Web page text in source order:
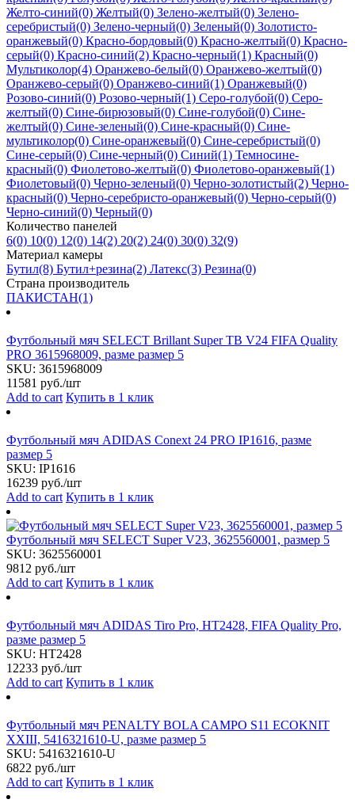
Желто-синий(0) Желтый(0) Зелено-желтый(0) Зелено-
серебристый(0) Зелено-черный(0) Зеленый(0) Золотисто-
оранжевый(0) Красно-бордовый(0) Красно-желтый(0) Красно-
серый(0) Красно-синий(2) Красно-черный(1) Красный(0)
Мультиколор(4) Оранжево-белый(0) Оранжево-желтый(0)
Оранжево-серый(0) Оранжево-синий(1) Оранжевый(0)
Розово-синий(0) Розово-черный(1) Серо-голубой(0) Серо-
желтый(0) Сине-бирюзовый(0) Сине-голубой(0) Сине-
желтый(0) Сине-зеленый(0) Сине-красный(0) Сине-
мультиколор(0) Сине-оранжевый(0) Сине-серебристый(0)
Сине-серый(0) Сине-черный(0) Синий(1) Темносине-
красный(0) Фиолетово-желтый(0) Фиолетово-оранжевый(1)
Фиолетовый(0) Черно-зеленый(0) Черно-золотистый(2) Черно-
красный(0) Черно-серебристо-оранжевый(0) Черно-серый(0)
Черно-синий(0) Черный(0)
Количество панелей
6(0) 10(0) 12(0) 14(2) 20(2) 24(0) 30(0) 32(9)
Материал камеры
Бутил(8) Бутил+резина(2) Латекс(3) Резина(0)
Страна производитель
ПАКИСТАН(1)
Футбольный мяч SELECT Brillant Super TB V24 FIFA Quality
PRO 3615968009, разме размер 5
SKU: 3615968009
11581 руб./шт
Add to cart Купить в 1 клик
Футбольный мяч ADIDAS Conext 24 PRO IP1616, разме
размер 5
SKU: IP1616
16239 руб./шт
Add to cart Купить в 1 клик
Футбольный мяч SELECT Super V23, 3625560001, размер 5
SKU: 3625560001
9812 руб./шт
Add to cart Купить в 1 клик
Футбольный мяч ADIDAS Tiro Pro, HT2428, FIFA Quality Pro,
разме размер 5
SKU: HT2428
12233 руб./шт
Add to cart Купить в 1 клик
Футбольный мяч PENALTY BOLA CAMPO S11 ECOKNIT
XXIII, 5416321610-U, разме размер 5
SKU: 5416321610-U
6822 руб./шт
Add to cart Купить в 1 клик